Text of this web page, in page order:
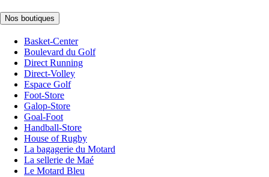
Nos boutiques
Basket-Center
Boulevard du Golf
Direct Running
Direct-Volley
Espace Golf
Foot-Store
Galop-Store
Goal-Foot
Handball-Store
House of Rugby
La bagagerie du Motard
La sellerie de Maé
Le Motard Bleu